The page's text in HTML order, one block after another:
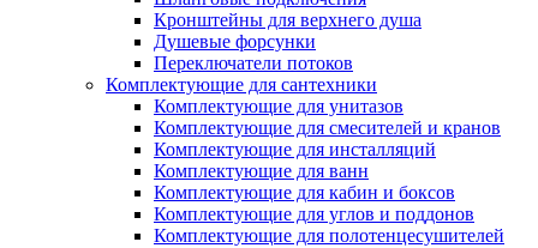
Кронштейны для верхнего душа
Душевые форсунки
Переключатели потоков
Комплектующие для сантехники
Комплектующие для унитазов
Комплектующие для смесителей и кранов
Комплектующие для инсталляций
Комплектующие для ванн
Комплектующие для кабин и боксов
Комплектующие для углов и поддонов
Комплектующие для полотенцесушителей